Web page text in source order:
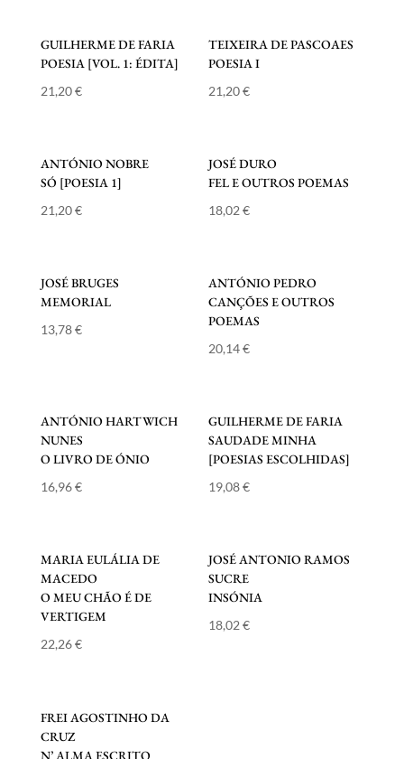
GUILHERME DE FARIA
POESIA [VOL. 1: ÉDITA]
21,20€
TEIXEIRA DE PASCOAES
POESIA I
21,20€
ANTÓNIO NOBRE
SÓ [POESIA 1]
21,20€
JOSÉ DURO
FEL E OUTROS POEMAS
18,02€
JOSÉ BRUGES
MEMORIAL
13,78€
ANTÓNIO PEDRO
CANÇÕES E OUTROS
POEMAS
20,14€
ANTÓNIO HARTWICH
NUNES
O LIVRO DE ÓNIO
16,96€
GUILHERME DE FARIA
SAUDADE MINHA
[POESIAS ESCOLHIDAS]
19,08€
MARIA EULÁLIA DE
MACEDO
O MEU CHÃO É DE
VERTIGEM
22,26€
JOSÉ ANTONIO RAMOS
SUCRE
INSÓNIA
18,02€
FREI AGOSTINHO DA
CRUZ
N’ ALMA ESCRITO